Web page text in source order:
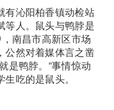
有沁阳柏香镇动检站
等人。鼠头与鸭脖是
南昌市高新区市场
公然对着媒体言之凿
是鸭脖。”事情惊动
吃的是鼠头。